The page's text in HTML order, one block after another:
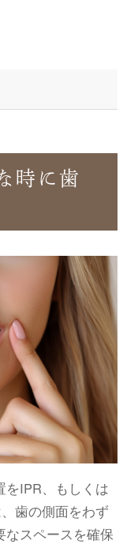
時に歯
をIPR、もしくは
歯の側面をわず
なスペースを確保